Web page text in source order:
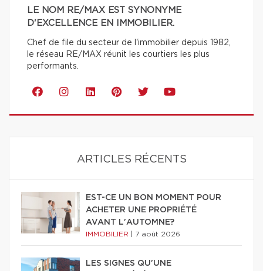
LE NOM RE/MAX EST SYNONYME
D'EXCELLENCE EN IMMOBILIER.
Chef de file du secteur de l'immobilier depuis 1982,
le réseau RE/MAX réunit les courtiers les plus
performants.
ARTICLES RÉCENTS
EST-CE UN BON MOMENT POUR
ACHETER UNE PROPRIÉTÉ
AVANT L'AUTOMNE?
IMMOBILIER 7 août 2026
LES SIGNES QU'UNE